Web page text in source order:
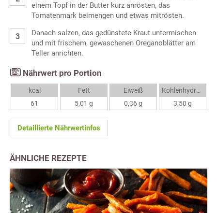
einem Topf in der Butter kurz anrösten, das
Tomatenmark beimengen und etwas mitrösten.
Danach salzen, das gedünstete Kraut untermischen
und mit frischem, gewaschenen Oreganoblätter am
Teller anrichten.
Nährwert pro Portion
kcal
61
Fett
5,01 g
Eiweiß
0,36 g
Kohlenhydrate
3,50 g
Detaillierte Nährwertinfos
ÄHNLICHE REZEPTE